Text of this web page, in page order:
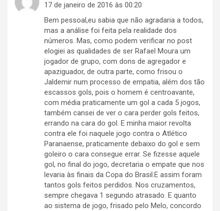
17 de janeiro de 2016 às 00:20
Bem pessoal,eu sabia que não agradaria a todos,
mas a análise foi feita pela realidade dos
números. Mas, como podem verificar no post
elogiei as qualidades de ser Rafael Moura um
jogador de grupo, com dons de agregador e
apaziguador, de outra parte, como frisou o
Jaldemir num processo de empatia, além dos tão
escassos gols, pois o homem é centroavante,
com média praticamente um gol a cada 5 jogos,
também cansei de ver o cara perder gols feitos,
errando na cara do gol. E minha maior revolta
contra ele foi naquele jogo contra o Atlético
Paranaense, praticamente debaixo do gol e sem
goleiro o cara consegue errar. Se fizesse aquele
gol, no final do jogo, decretaria o empate que nos
levaria às finais da Copa do Brasil.E assim foram
tantos gols feitos perdidos. Nos cruzamentos,
sempre chegava 1 segundo atrasado. E quanto
ao sistema de jogo, frisado pelo Melo, concordo